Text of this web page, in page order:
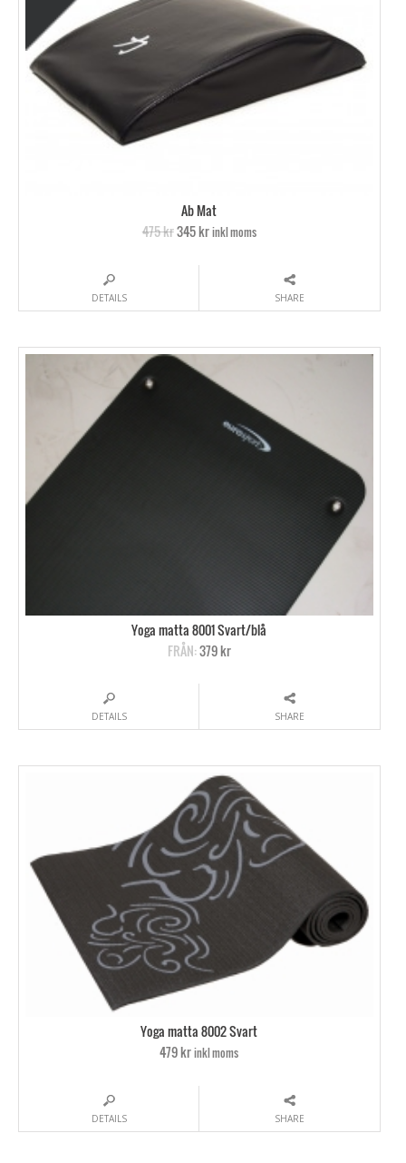
Ab Mat
475 kr345 krinkl moms
DETAILS SHARE
Yoga matta 8001 Svart/blå
FRÅN:379 kr
DETAILS SHARE
Yoga matta 8002 Svart
479 krinkl moms
DETAILS SHARE